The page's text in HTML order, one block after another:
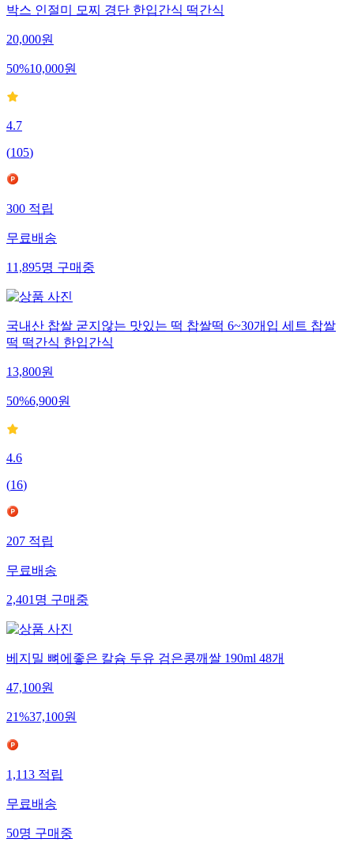
박스 인절미 모찌 경단 한입간식 떡간식
20,000원
50%10,000원
4.7
(105)
300적립
무료배송
11,895명구매중
국내산 찹쌀 굳지않는 맛있는 떡 찹쌀떡 6~30개입 세트 찹쌀
떡 떡간식 한입간식
13,800원
50%6,900원
4.6
(16)
207적립
무료배송
2,401명구매중
베지밀 뼈에좋은 칼슘 두유 검은콩깨쌀 190ml 48개
47,100원
21%37,100원
1,113적립
무료배송
50명구매중